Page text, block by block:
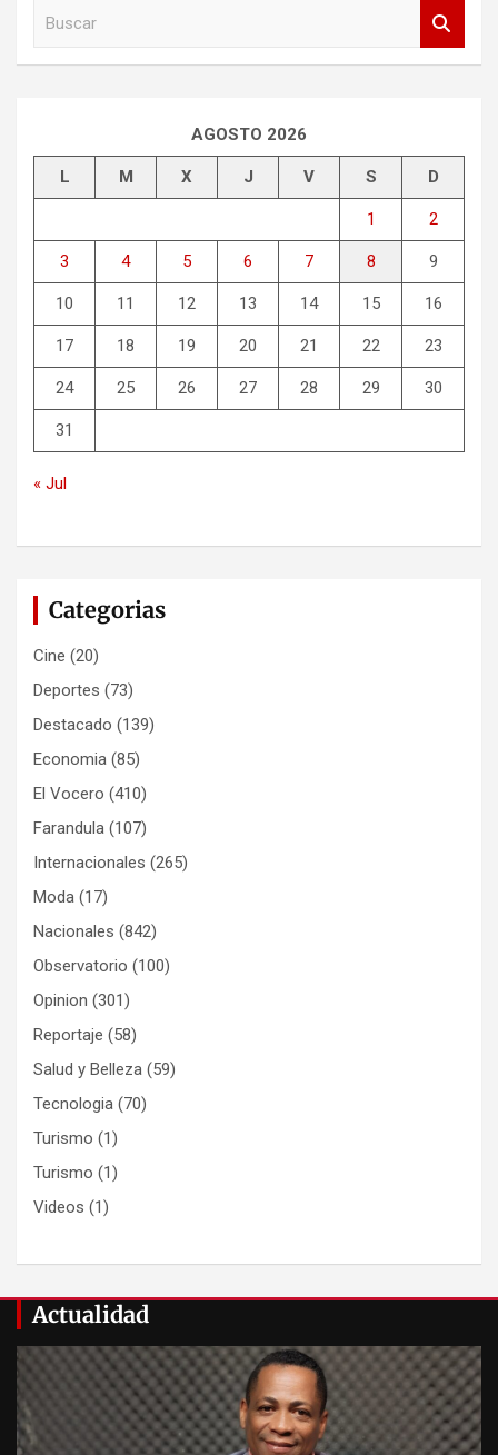
AGOSTO 2026
L M X J V S D
1 2
3 4 5 6 7 8 9
10 11 12 13 14 15 16
17 18 19 20 21 22 23
24 25 26 27 28 29 30
31
« Jul
Categorias
Cine (20)
Deportes (73)
Destacado (139)
Economia (85)
El Vocero (410)
Farandula (107)
Internacionales (265)
Moda (17)
Nacionales (842)
Observatorio (100)
Opinion (301)
Reportaje (58)
Salud y Belleza (59)
Tecnologia (70)
Turismo (1)
Turismo (1)
Videos (1)
Actualidad